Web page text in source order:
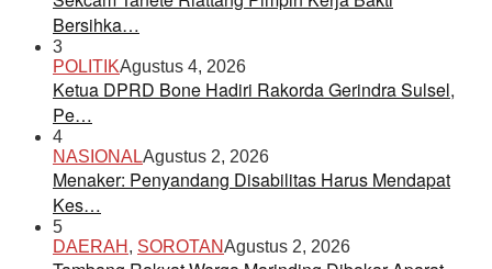
Bersihka…
3
POLITIKAgustus 4, 2026
Ketua DPRD Bone Hadiri Rakorda Gerindra Sulsel,
Pe…
4
NASIONALAgustus 2, 2026
Menaker: Penyandang Disabilitas Harus Mendapat
Kes…
5
DAERAH , SOROTANAgustus 2, 2026